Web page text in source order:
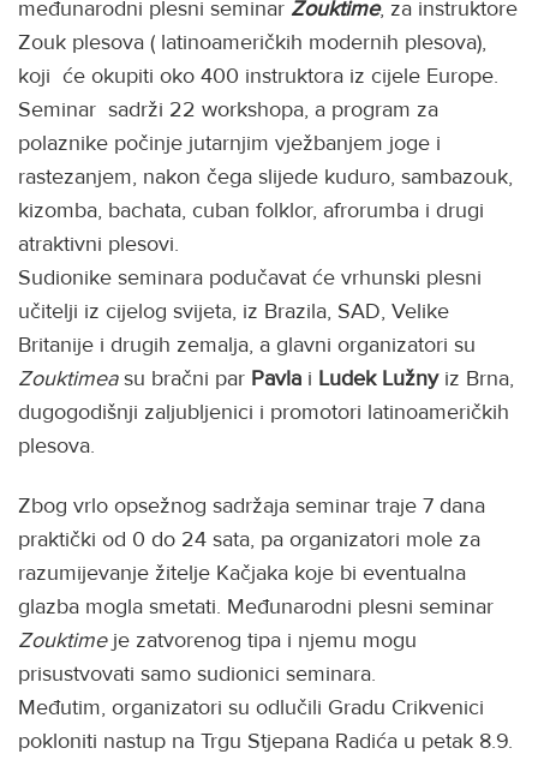
međunarodni plesni seminar Zouktime, za instruktore
Zouk plesova ( latinoameričkih modernih plesova),
koji će okupiti oko 400 instruktora iz cijele Europe.
Seminar sadrži 22 workshopa, a program za
polaznike počinje jutarnjim vježbanjem joge i
rastezanjem, nakon čega slijede kuduro, sambazouk,
kizomba, bachata, cuban folklor, afrorumba i drugi
atraktivni plesovi.
Sudionike seminara podučavat će vrhunski plesni
učitelji iz cijelog svijeta, iz Brazila, SAD, Velike
Britanije i drugih zemalja, a glavni organizatori su
Zouktimeasu bračni par Pavla i Ludek Lužnyiz Brna,
dugogodišnji zaljubljenici i promotori latinoameričkih
plesova.
Zbog vrlo opsežnog sadržaja seminar traje 7 dana
praktički od 0 do 24 sata, pa organizatori mole za
razumijevanje žitelje Kačjaka koje bi eventualna
glazba mogla smetati. Međunarodni plesni seminar
Zouktimeje zatvorenog tipa i njemu mogu
prisustvovati samo sudionici seminara.
Međutim, organizatori su odlučili Gradu Crikvenici
pokloniti nastup na Trgu Stjepana Radića u petak 8.9.